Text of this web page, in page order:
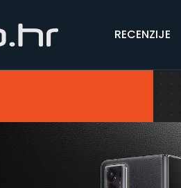
RECENZIJE